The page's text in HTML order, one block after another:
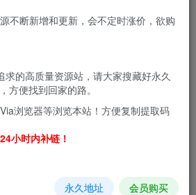
9套，共18套
主的写真合集，名字中带有念念
爱的。
不断新增和更新，会不定时涨价，欲购
求的高质量资源站，请大家搜藏好永久
方便找到回家的路。
浏览器等浏览本站！方便复制提取码
小时内补链！
永久地址 会员购买